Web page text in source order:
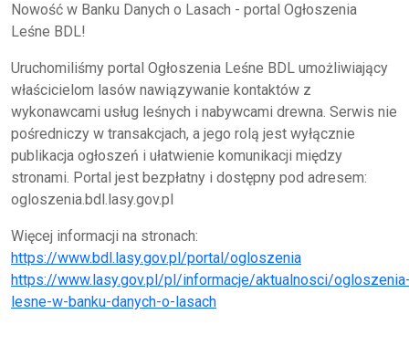
Nowość w Banku Danych o Lasach - portal Ogłoszenia
Leśne BDL!
Uruchomiliśmy portal Ogłoszenia Leśne BDL umożliwiający
właścicielom lasów nawiązywanie kontaktów z
wykonawcami usług leśnych i nabywcami drewna. Serwis nie
pośredniczy w transakcjach, a jego rolą jest wyłącznie
publikacja ogłoszeń i ułatwienie komunikacji między
stronami. Portal jest bezpłatny i dostępny pod adresem:
ogloszenia.bdl.lasy.gov.pl
Więcej informacji na stronach:
https://www.bdl.lasy.gov.pl/portal/ogloszenia
https://www.lasy.gov.pl/pl/informacje/aktualnosci/
lesne-w-banku-danych-o-lasach